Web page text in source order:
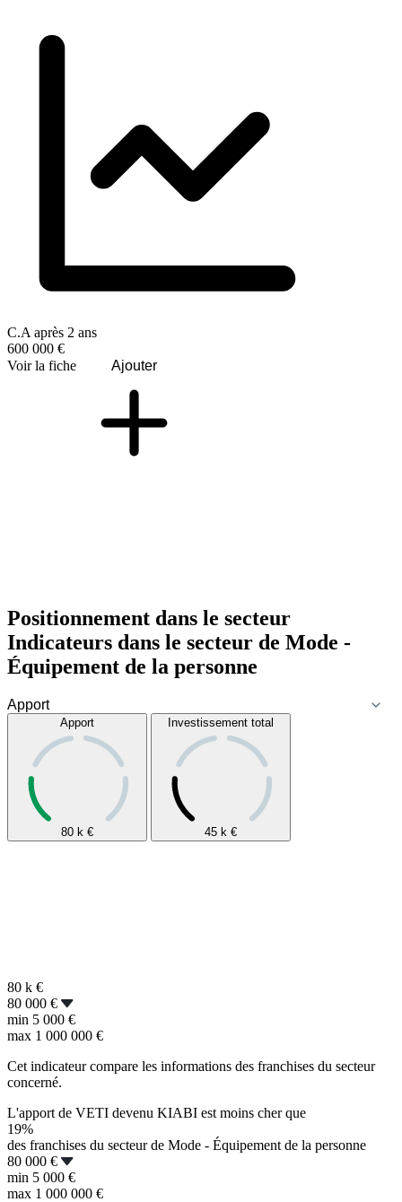
C.A après 2 ans
600 000 €
Voir la fiche
Ajouter
Positionnement dans le secteur
Indicateurs dans le secteur de Mode -
Équipement de la personne
Apport
80 k €
Investissement total
45 k €
80 k €
80 000 €
min 5 000 €
max 1 000 000 €
Cet indicateur compare les informations des franchises du secteur
concerné.
L'apport de VETI devenu KIABI est moins cher que
19%
des franchises du secteur de Mode - Équipement de la personne
80 000 €
min 5 000 €
max 1 000 000 €